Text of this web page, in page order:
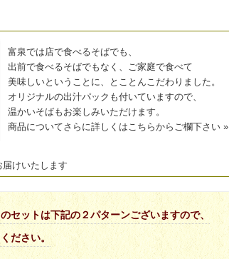
富泉では店で食べるそばでも、
出前で食べるそばでもなく、ご家庭で食べて
美味しいということに、とことんこだわりました。
オリジナルの出汁パックも付いていますので、
温かいそばもお楽しみいただけます。
商品についてさらに詳しくはこちらからご欄下さい »
けいたします
セットは下記の２パターンございますので、
ださい。